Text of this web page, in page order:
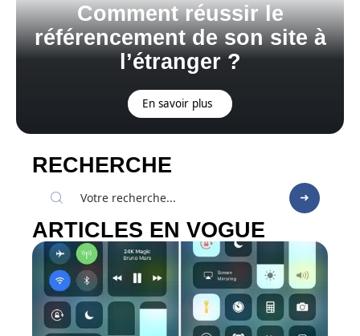
Comment réussir le
référencement de son site à
l’étranger ?
En savoir plus
RECHERCHE
ARTICLES EN VOGUE